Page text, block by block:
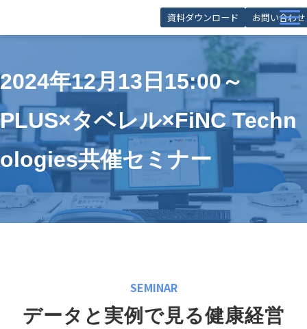
資料ダウンロード お問い合わせ
導入事例
お役立ち資料
セミナー
FAQ
2024年12月13日15:00～
PLUS×タベレル×FiNC Techn
ologies共催セミナー
SEMINAR
データと実例で見る健康経営